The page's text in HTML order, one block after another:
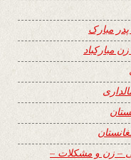
مبارک
مبارکباد
– زن و مشکلات –